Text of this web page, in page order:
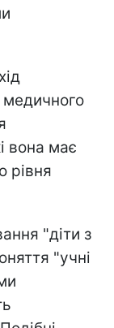
медичного
вона має
рівня
"діти з
"учні